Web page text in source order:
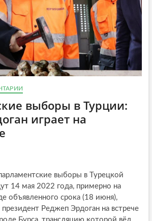
выборы в Турции:
играет на
выборы в Турецкой
14 мая 2022 года, примерно на
объявленного срока (18 июня),
Реджеп Эрдоган на встрече